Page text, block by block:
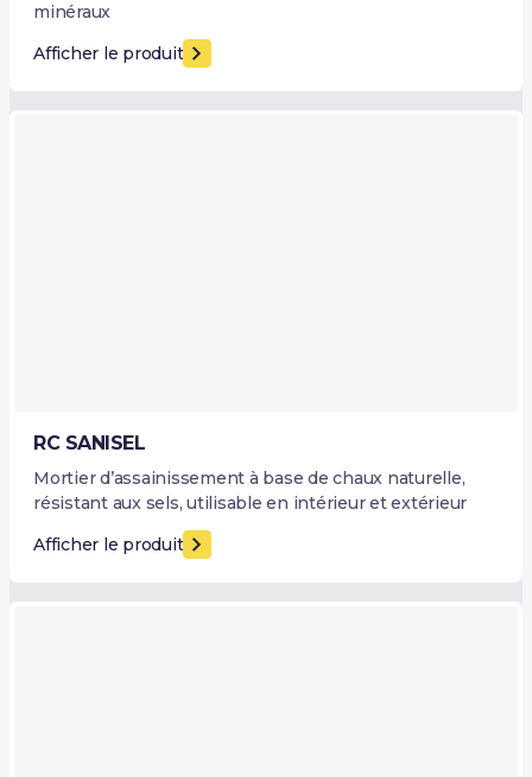
minéraux
Afficher le produit
RC SANISEL
Mortier d’assainissement à base de chaux naturelle,
résistant aux sels, utilisable en intérieur et extérieur
Afficher le produit